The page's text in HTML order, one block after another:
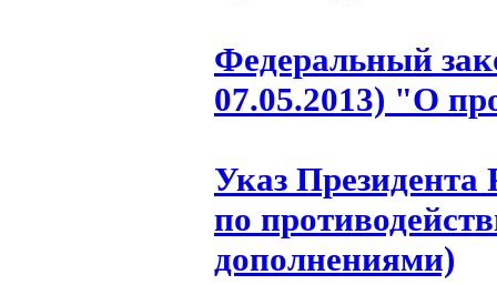
Федеральный
07.05.2013) "О
Указ
по
дополнениями)